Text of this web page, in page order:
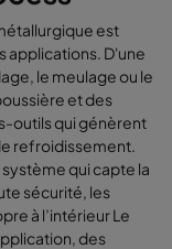
est
applications. D'une
le meulage ou le
et des
outils qui génèrent
refroidissement.
système qui capte la
sécurité, les
à l’intérieur Le
des